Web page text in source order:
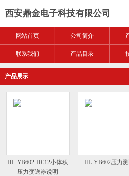
西安鼎金电子科技有限公司
网站首页 公司简介
联系我们 产品目录
产品展示
HL-YB602-HC12小体积
压力变送器说明
HL-YB602压力